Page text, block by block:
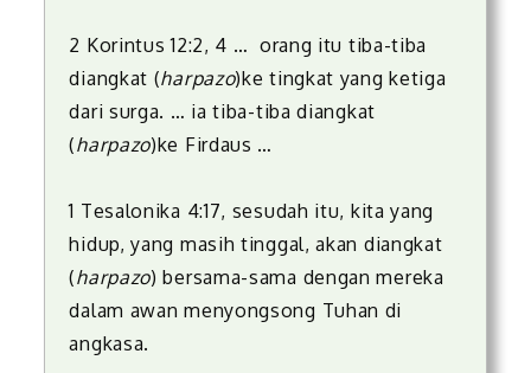
2 Korintus 12:2, 4 … orang itu tiba-tiba
diangkat (harpazo)ke tingkat yang ketiga
dari surga. … ia tiba-tiba diangkat
(harpazo)ke Firdaus …
1 Tesalonika 4:17, sesudah itu, kita yang
hidup, yang masih tinggal, akan diangkat
(harpazo) bersama-sama dengan mereka
dalam awan menyongsong Tuhan di
angkasa.